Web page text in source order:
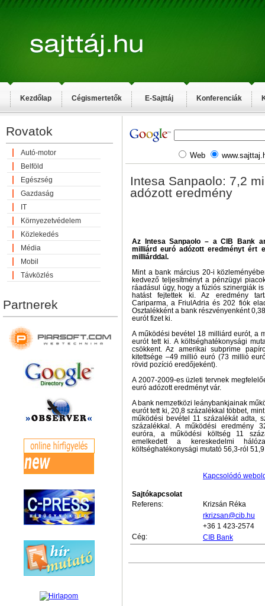
Kezdőlap Cégismertetők E-Sajttáj Konferenciák
Rovatok
Autó-motor
Belföld
Egészség
Gazdaság
IT
Környezetvédelem
Közlekedés
Média
Mobil
Távközlés
Partnerek
Web
Intesa Sanpaolo: 7,2
adózott eredmény
Az Intesa Sanpaolo – a CIB Bank
milliárd euró adózott eredményt ért
milliárddal.
Mint a bank március 20-i
kedvező teljesítményt a pénzügyi
ráadásul úgy, hogy a fúziós szinergiák
hatást fejtettek ki. Az eredmény
Cariparma, a FriulAdria és 202 fiók
Osztalékként a bank részvényenként
eurót fizet ki.
A működési bevétel 18 milliárd eurót, a
eurót tett ki. A költséghatékonysági
csökkent. Az amerikai subprime
kitettsége –49 millió euró (73 millió
rövid pozíció eredőjeként).
A 2007-2009-es üzleti tervnek
euró adózott eredményt vár.
A bank nemzetközi leánybankjainak
eurót tett ki, 20,8 százalékkal többet,
működési bevétel 11 százalékát adta,
százalékkal. A működési eredmény
euróra, a működési költség 11
emelkedett a kereskedelmi
költséghatékonysági mutató 56,3-ról
Kapcsolódó
Sajtókapcsolat
Referens:
Krizsán Réka
rkrizsan@cib.hu
+36 1 423-2574
Cég:
CIB Bank